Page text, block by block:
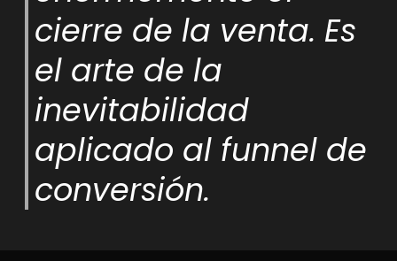
cierre de la venta. Es
el arte de la
inevitabilidad
aplicado al funnel de
conversión.